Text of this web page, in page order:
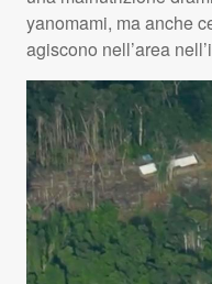
yanomami, ma anche
agiscono nell’area